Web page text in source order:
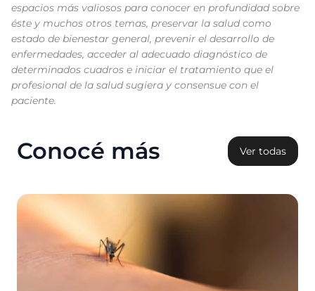
espacios más valiosos para conocer en profundidad sobre
éste y muchos otros temas, preservar la salud como
estado de bienestar general, prevenir el desarrollo de
enfermedades, acceder al adecuado diagnóstico de
determinados cuadros e iniciar el tratamiento que el
profesional de la salud sugiera y consensue con el
paciente.
Conocé más Ver todas